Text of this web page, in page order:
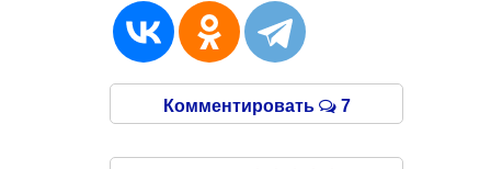
Комментировать 7